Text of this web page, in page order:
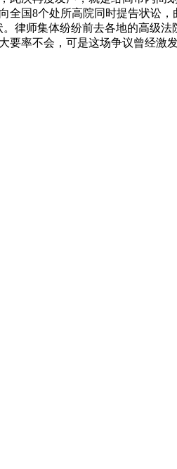
国8个处所高院同时提告状讼
律师集体纷纷前去各地的高级
率不会，可是这场争议曾经激